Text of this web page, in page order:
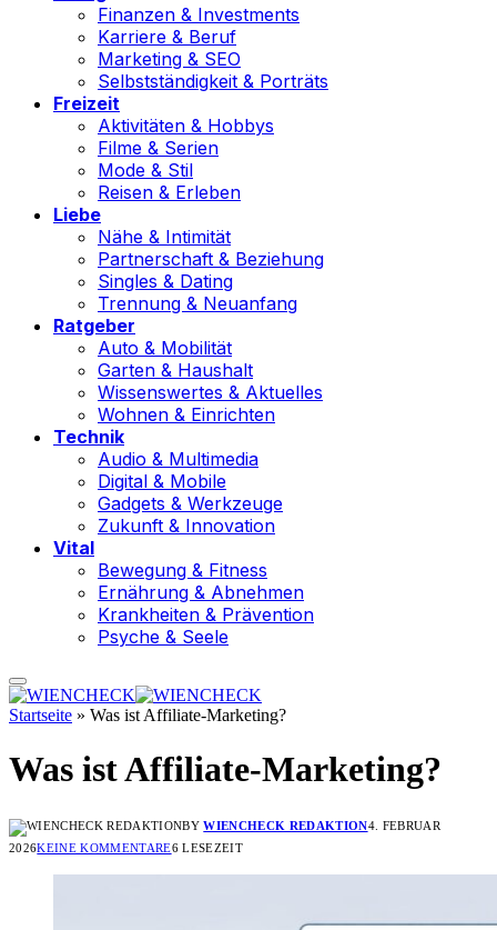
Finanzen & Investments
Karriere & Beruf
Marketing & SEO
Selbstständigkeit & Porträts
Freizeit
Aktivitäten & Hobbys
Filme & Serien
Mode & Stil
Reisen & Erleben
Liebe
Nähe & Intimität
Partnerschaft & Beziehung
Singles & Dating
Trennung & Neuanfang
Ratgeber
Auto & Mobilität
Garten & Haushalt
Wissenswertes & Aktuelles
Wohnen & Einrichten
Technik
Audio & Multimedia
Digital & Mobile
Gadgets & Werkzeuge
Zukunft & Innovation
Vital
Bewegung & Fitness
Ernährung & Abnehmen
Krankheiten & Prävention
Psyche & Seele
Startseite » Was ist Affiliate-Marketing?
Was ist Affiliate-Marketing?
BY WIENCHECK REDAKTION4. FEBRUAR
2026KEINE KOMMENTARE6 LESEZEIT